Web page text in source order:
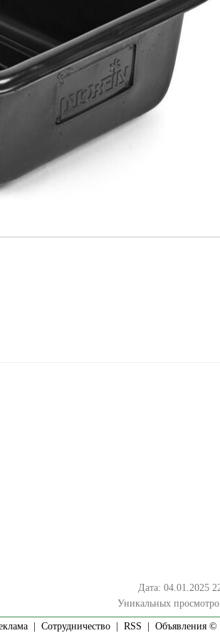
Дата: 04.01.2025
Уникальных
| Сотрудничество| RSS | Объявления ©